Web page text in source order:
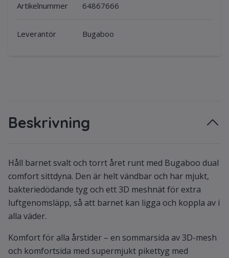
Artikelnummer 64867666
Leverantör Bugaboo
Beskrivning
Håll barnet svalt och torrt året runt med Bugaboo dual
comfort sittdyna. Den är helt vändbar och har mjukt,
bakteriedödande tyg och ett 3D meshnät för extra
luftgenomsläpp, så att barnet kan ligga och koppla av i
alla väder.
Komfort för alla årstider – en sommarsida av 3D-mesh
och komfortsida med supermjukt pikettyg med